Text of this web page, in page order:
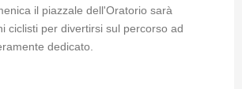
il piazzale dell'Oratorio sarà
ciclisti per divertirsi sul percorso ad
dedicato.